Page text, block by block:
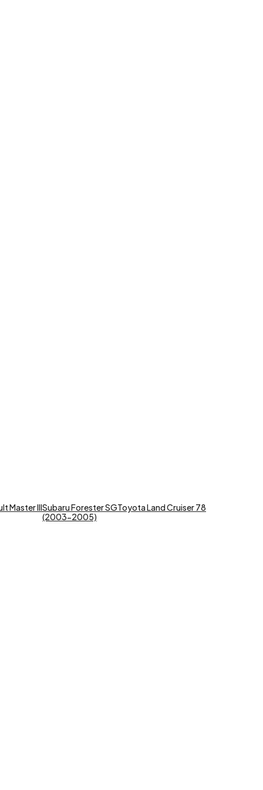
Master IIISubaru Forester SG
(2003-2005)
Toyota Land Cruiser 78